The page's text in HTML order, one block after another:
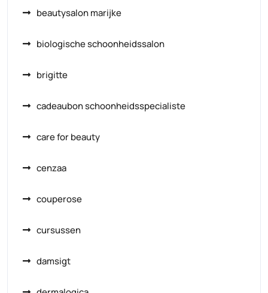
beautysalon marijke
biologische schoonheidssalon
brigitte
cadeaubon schoonheidsspecialiste
care for beauty
cenzaa
couperose
cursussen
damsigt